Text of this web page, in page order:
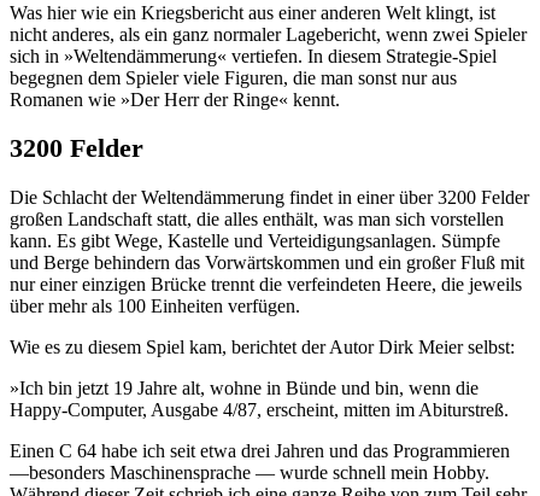
Was hier wie ein Kriegsbericht aus einer anderen Welt klingt, ist
nicht anderes, als ein ganz normaler Lagebericht, wenn zwei Spieler
sich in »Weltendämmerung« vertiefen. In diesem Strategie-Spiel
begegnen dem Spieler viele Figuren, die man sonst nur aus
Romanen wie »Der Herr der Ringe« kennt.
3200 Felder
Die Schlacht der Weltendämmerung findet in einer über 3200 Felder
großen Landschaft statt, die alles enthält, was man sich vorstellen
kann. Es gibt Wege, Kastelle und Verteidigungsanlagen. Sümpfe
und Berge behindern das Vorwärtskommen und ein großer Fluß mit
nur einer einzigen Brücke trennt die verfeindeten Heere, die jeweils
über mehr als 100 Einheiten verfügen.
Wie es zu diesem Spiel kam, berichtet der Autor Dirk Meier selbst:
»Ich bin jetzt 19 Jahre alt, wohne in Bünde und bin, wenn die
Happy-Computer, Ausgabe 4/87, erscheint, mitten im Abiturstreß.
Einen C 64 habe ich seit etwa drei Jahren und das Programmieren
—besonders Maschinensprache — wurde schnell mein Hobby.